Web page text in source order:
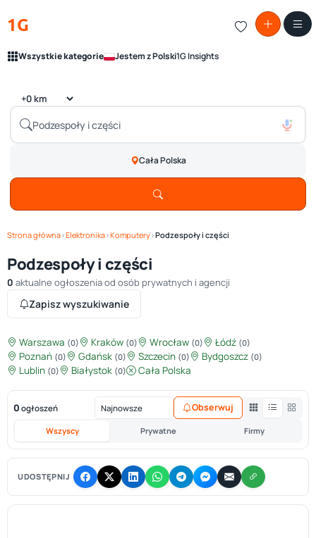
1G
Wszystkie kategorie Jestem z Polski1G Insights
Cała Polska
Strona główna›Elektronika›Komputery›Podzespoły i części
Podzespoły i części
0 aktualne ogłoszenia od osób prywatnych i agencji
Zapisz wyszukiwanie
Warszawa (0) Kraków (0) Wrocław (0) Łódź (0)
Poznań (0) Gdańsk (0) Szczecin (0) Bydgoszcz (0)
Lublin (0) Białystok (0) Cała Polska
0 ogłoszeń
Wszyscy Prywatne Firmy
Obserwuj
UDOSTĘPNIJ